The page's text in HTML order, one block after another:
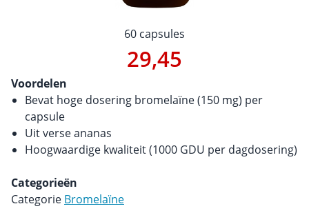
60 capsules
29,45
Voordelen
Bevat hoge dosering bromelaïne (150 mg) per
capsule
Uit verse ananas
Hoogwaardige kwaliteit (1000 GDU per dagdosering)
Categorieën
Categorie Bromelaïne